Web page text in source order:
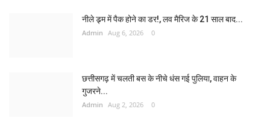
नीले ड्र्म में पैक होने का डर!, लव मैरिज के 21 साल बाद...
Admin Aug 6, 2026 0
छत्तीसगढ़ में चलती बस के नीचे धंस गई पुलिया, वाहन के
गुजरने...
Admin Aug 2, 2026 0